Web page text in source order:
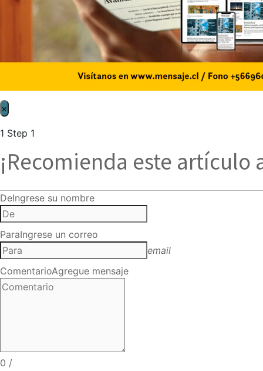
×
1 Step 1
¡Recomienda este artículo
DeIngrese su nombre
ParaIngrese un correo
email
ComentarioAgregue mensaje
0 /